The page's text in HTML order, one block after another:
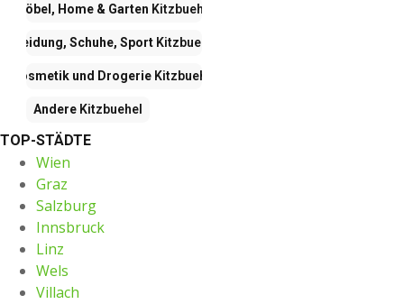
Möbel, Home & Garten Kitzbuehel
Kleidung, Schuhe, SportKitzbuehel
Kosmetik und DrogerieKitzbuehel
Andere Kitzbuehel
TOP-STÄDTE
Wien
Graz
Salzburg
Innsbruck
Linz
Wels
Villach